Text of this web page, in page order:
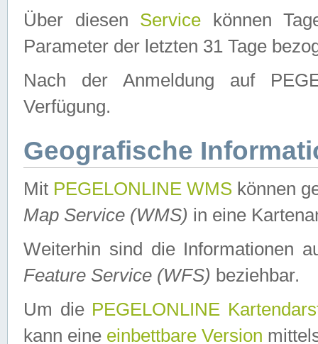
Über diesen Service können
Parameter der letzten 31 Tage
Nach der Anmeldung auf
Verfügung.
Geografische
Mit PEGELONLINE WMS können
Map Service (WMS) in eine
Weiterhin sind die Informationen
Feature Service (WFS) beziehbar.
Um die PEGELONLINE
kann eine einbettbare Version